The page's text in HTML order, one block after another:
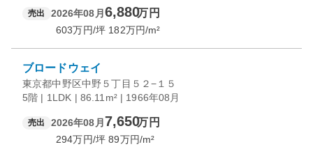
売出 2026年08月 6,880万円
603万円/坪 182万円/m²
ブロードウェイ
東京都中野区中野５丁目５２−１５
5階 | 1LDK | 86.11m² | 1966年08月
売出 2026年08月 7,650万円
294万円/坪 89万円/m²